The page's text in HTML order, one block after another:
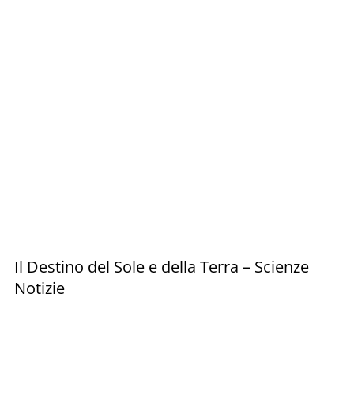
Il Destino del Sole e della Terra – Scienze
Notizie